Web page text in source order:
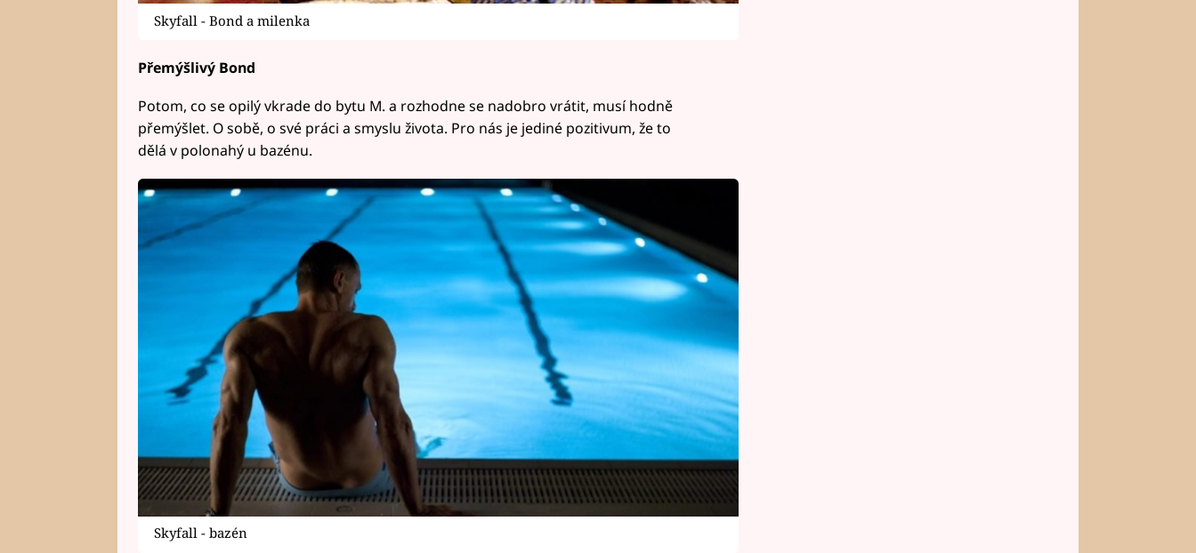
Skyfall - Bond a milenka
Přemýšlivý Bond
Potom, co se opilý vkrade do bytu M. a rozhodne se nadobro vrátit, musí hodně
přemýšlet. O sobě, o své práci a smyslu života. Pro nás je jediné pozitivum, že to
dělá v polonahý u bazénu.
Skyfall - bazén